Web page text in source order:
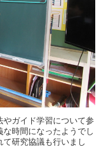
ガイド学習について参
時間になったようでし
研究協議も行いまし